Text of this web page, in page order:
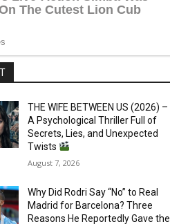
THE WIFE BETWEEN US (2026) –
A Psychological Thriller Full of
Secrets, Lies, and Unexpected
Twists
August 7, 2026
Why Did Rodri Say “No” to Real
Madrid for Barcelona? Three
Reasons He Reportedly Gave the